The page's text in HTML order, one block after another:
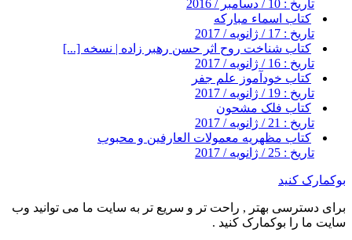
تاریخ : 10 / دسامبر / 2016
کتاب اسماء مبارکه
تاریخ : 17 / ژانویه / 2017
کتاب شناخت روح اثر حسن رهبر زاده | نسخه [...]
تاریخ : 16 / ژانویه / 2017
کتاب خودآموز علم جفر
تاریخ : 19 / ژانویه / 2017
کتاب فلک مشحون
تاریخ : 21 / ژانویه / 2017
کتاب مظهریه معمولات العارفین و محبوب
تاریخ : 25 / ژانویه / 2017
بوکمارک کنید
برای دسترسی بهتر , راحت تر و سریع تر به سایت ما می توانید وب
سایت ما را بوکمارک کنید .